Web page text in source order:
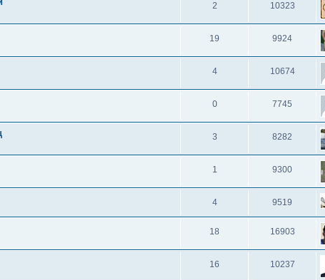
2 10323
19 9924
4 10674
0 7745
3 8282
1 9300
4 9519
18 16903
16 10237